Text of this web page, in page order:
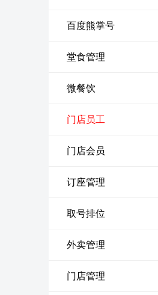
百度熊掌号
堂食管理
微餐饮
门店员工
门店会员
订座管理
取号排位
外卖管理
门店管理